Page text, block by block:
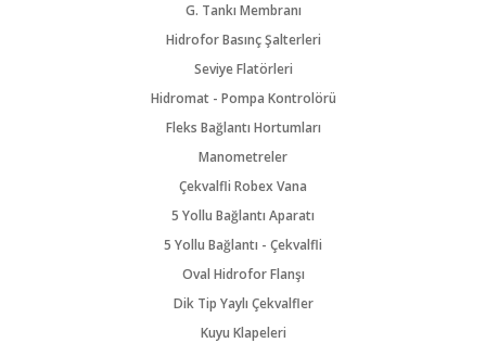
G. Tankı Membranı
Hidrofor Basınç Şalterleri
Seviye Flatörleri
Hidromat - Pompa Kontrolörü
Fleks Bağlantı Hortumları
Manometreler
Çekvalfli Robex Vana
5 Yollu Bağlantı Aparatı
5 Yollu Bağlantı - Çekvalfli
Oval Hidrofor Flanşı
Dik Tip Yaylı Çekvalfler
Kuyu Klapeleri